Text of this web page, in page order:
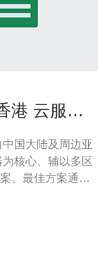
港 云服务
国大陆及周边亚
核心、辅以多区
。最佳方案通常
边缘缓存来覆盖